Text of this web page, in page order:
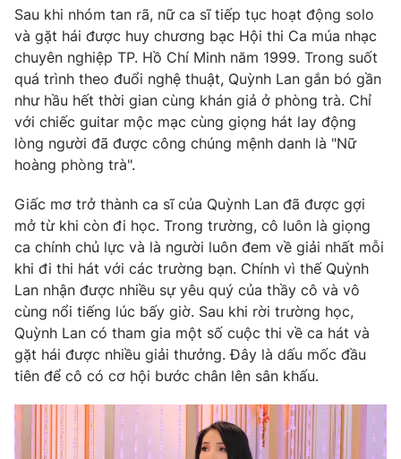
Chất lượng cuộc sống
Tuyển sinh
Học trực tuyến
Công nghệ
Hitech Công nghệ tương lai
Sản phẩm
Thị trường
Tư vấn
Giao lưu trực tuyến
Lịch phát sóng
Chuyên mục khác
Emagazine Podcast
Photo Infographic
Video Shorts video
VTV Money VTV Thể thao
VTV Sức khoẻ Bất động sản
Sau khi nhóm tan rã, nữ ca sĩ tiếp tục hoạt động solo
và gặt hái được huy chương bạc Hội thi Ca múa nhạc
chuyên nghiệp TP. Hồ Chí Minh năm 1999. Trong suốt
quá trình theo đuổi nghệ thuật, Quỳnh Lan gắn bó gần
như hầu hết thời gian cùng khán giả ở phòng trà. Chỉ
với chiếc guitar mộc mạc cùng giọng hát lay động
lòng người đã được công chúng mệnh danh là "Nữ
hoàng phòng trà".
Giấc mơ trở thành ca sĩ của Quỳnh Lan đã được gợi
mở từ khi còn đi học. Trong trường, cô luôn là giọng
ca chính chủ lực và là người luôn đem về giải nhất mỗi
khi đi thi hát với các trường bạn. Chính vì thế Quỳnh
Lan nhận được nhiều sự yêu quý của thầy cô và vô
cùng nổi tiếng lúc bấy giờ. Sau khi rời trường học,
Quỳnh Lan có tham gia một số cuộc thi về ca hát và
gặt hái được nhiều giải thưởng. Đây là dấu mốc đầu
tiên để cô có cơ hội bước chân lên sân khấu.